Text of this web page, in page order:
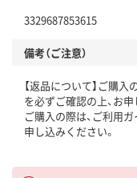
3329687853615
備考（ご注意）
【返品について】ご購入
を必ずご確認の上、お申
ご購入の際は、ご利用ガ
申し込みください。